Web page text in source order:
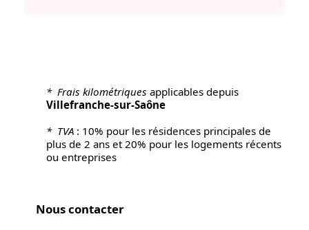
* Frais kilométriques applicables depuis
Villefranche-sur-Saône
* TVA: 10% pour les résidences principales de
plus de 2 ans et 20% pour les logements récents
ou entreprises
Nous contacter